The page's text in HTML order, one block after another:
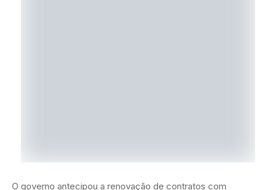
O governo antecipou a renovação de contratos com